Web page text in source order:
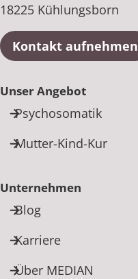
18225 Kühlungsborn
Kontakt aufnehmen
Unser Angebot
Psychosomatik
Mutter-Kind-Kur
Unternehmen
Blog
Karriere
Über MEDIAN